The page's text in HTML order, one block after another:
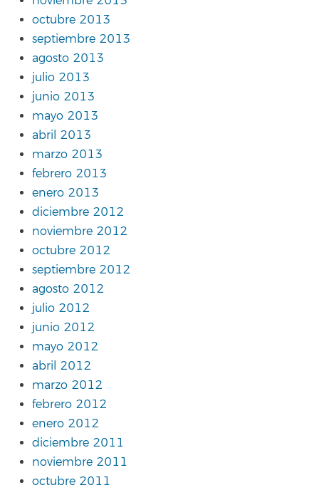
octubre 2013
septiembre 2013
agosto 2013
julio 2013
junio 2013
mayo 2013
abril 2013
marzo 2013
febrero 2013
enero 2013
diciembre 2012
noviembre 2012
octubre 2012
septiembre 2012
agosto 2012
julio 2012
junio 2012
mayo 2012
abril 2012
marzo 2012
febrero 2012
enero 2012
diciembre 2011
noviembre 2011
octubre 2011